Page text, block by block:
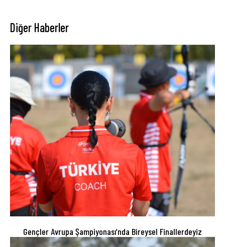
Diğer Haberler
Gençler Avrupa Şampiyonası’nda Bireysel Finallerdeyiz